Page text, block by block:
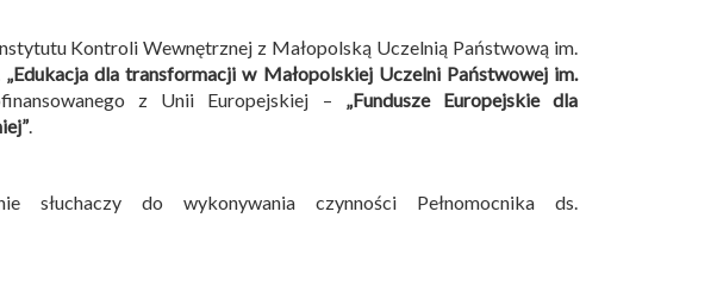
Kontroli Wewnętrznej z Małopolską Uczelnią Państwową im.
„Edukacja dla transformacji w Małopolskiej Uczelni Państwowej im.
z Unii Europejskiej – „Fundusze Europejskie dla
.
słuchaczy do wykonywania czynności Pełnomocnika ds.